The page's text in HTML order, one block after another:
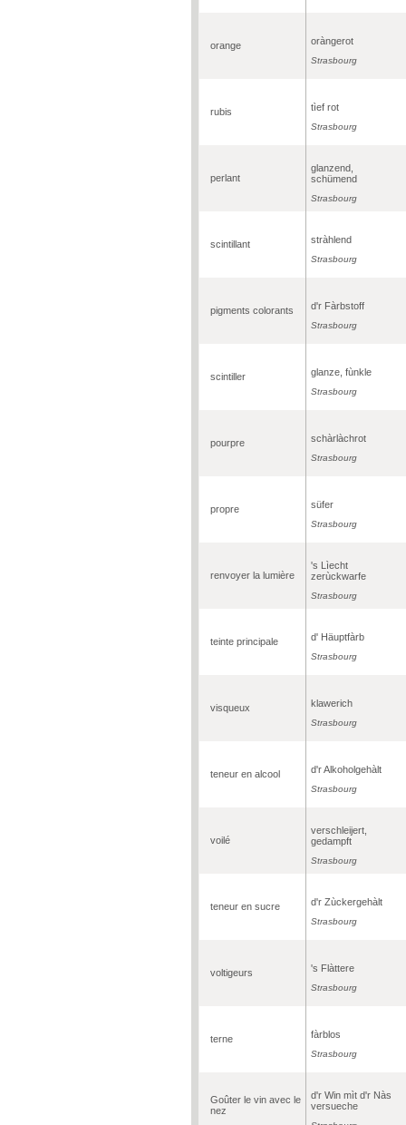
orange oràngerot
Strasbourg
rubis tìef rot
Strasbourg
perlant
glanzend,
schümend
Strasbourg
scintillant stràhlend
Strasbourg
pigments colorants d'r Fàrbstoff
Strasbourg
scintiller glanze, fùnkle
Strasbourg
pourpre schàrlàchrot
Strasbourg
propre süfer
Strasbourg
renvoyer la lumière
's Lìecht
zerùckwarfe
Strasbourg
teinte principale d' Häuptfàrb
Strasbourg
visqueux klawerich
Strasbourg
teneur en alcool d'r Alkoholgehàlt
Strasbourg
voilé
verschleijert,
gedampft
Strasbourg
teneur en sucre d'r Zùckergehàlt
Strasbourg
voltigeurs 's Flàttere
Strasbourg
terne fàrblos
Strasbourg
Goûter le vin avec le
nez
d'r Win mìt d'r Nàs
versueche